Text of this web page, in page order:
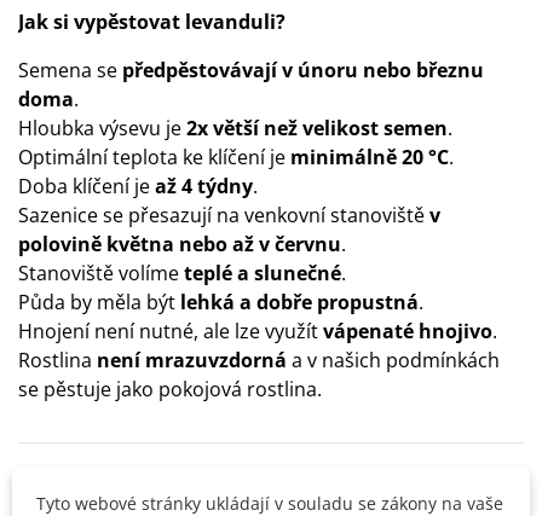
Jak si vypěstovat levanduli?
Semena se předpěstovávají v únoru nebo březnu
doma.
Hloubka výsevu je2x větší než velikost semen.
Optimální teplota ke klíčení je minimálně 20 °C.
Doba klíčení jeaž 4 týdny.
Sazenice se přesazují na venkovní stanovištěv
polovině května nebo až v červnu.
Stanoviště volímeteplé a slunečné.
Půda by měla být lehká a dobře propustná.
Hnojení není nutné, ale lze využítvápenaté hnojivo.
Rostlina není mrazuvzdorná a v našich podmínkách
se pěstuje jako pokojová rostlina.
Tyto webové stránky ukládají v souladu se zákony na vaše